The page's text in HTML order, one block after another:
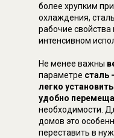
более хрупким
охлаждения,
рабочие
интенсивном
Не менее важны
параметре сталь
легко
удобно
необходимости.
домов это
переставить в